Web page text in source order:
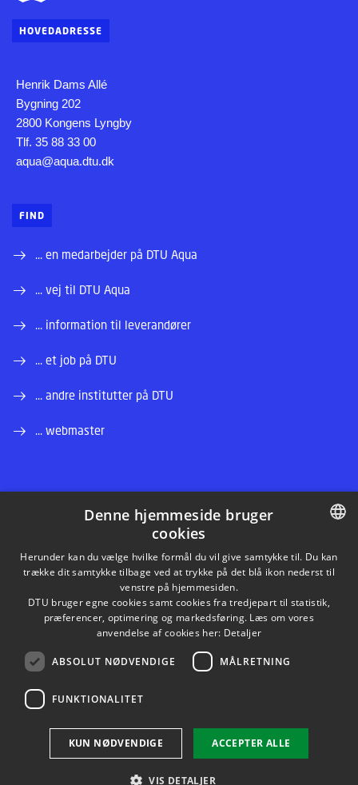
HOVEDADRESSE
Henrik Dams Allé
Bygning 202
2800 Kongens Lyngby
Tlf. 35 88 33 00
aqua@aqua.dtu.dk
FIND
... en medarbejder på DTU Aqua
... vej til DTU Aqua
... information til leverandører
... et job på DTU
... andre institutter på DTU
... webmaster
LINKEDIN
INSTAGRAM
FACEBOOK
YOUTUBE
Tilgængelighedserklæring
DANISH
ENGLISH
Denne hjemmeside bruger
cookies
Herunder kan du vælge hvilke formål du vil give samtykke til. Du kan
trække dit samtykke tilbage ved at trykke på det blå ikon nederst til
venstre på hjemmesiden.
DTU bruger egne cookies samt cookies fra tredjepart til statistik,
præferencer, optimering og markedsføring. Læs om vores
anvendelse af cookies her: Detaljer
ABSOLUT NØDVENDIGE MÅLRETNING
FUNKTIONALITET
ACCEPTER ALLE
KUN NØDVENDIGE
VIS DETALJER